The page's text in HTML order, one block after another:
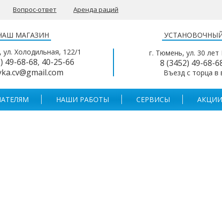
Вопрос-ответ Аренда раций
МАГАЗИН
Холодильная, 122/1
49-68-68, 40-25-66
г. Тюмень, ул. 30
8 (3452) 49-68-
Въезд с торца в
НАШИ РАБОТЫ СЕРВИСЫ